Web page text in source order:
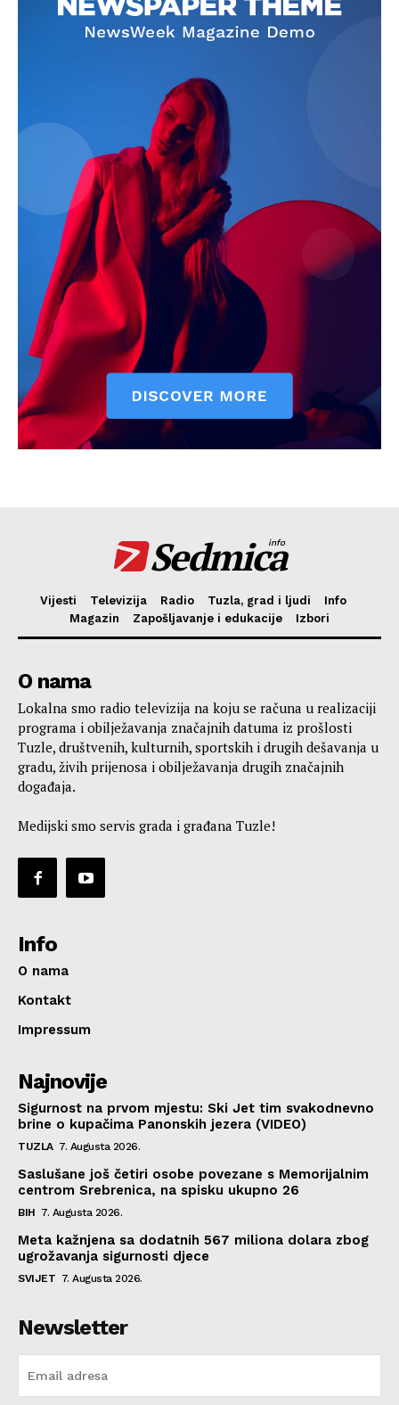
Sedmica
info
Vijesti Televizija Radio Tuzla, grad i ljudi
Info
Magazin
Zapošljavanje i edukacije Izbori
O nama
Lokalna smo radio televizija na koju se računa u realizaciji
programa i obilježavanja značajnih datuma iz prošlosti
Tuzle, društvenih, kulturnih, sportskih i drugih dešavanja u
gradu, živih prijenosa i obilježavanja drugih značajnih
događaja.
Medijski smo servis grada i građana Tuzle!
Info
O nama
Kontakt
Impressum
Najnovije
Sigurnost na prvom mjestu: Ski Jet tim svakodnevno
brine o kupačima Panonskih jezera (VIDEO)
TUZLA 7. Augusta 2026.
Saslušane još četiri osobe povezane s Memorijalnim
centrom Srebrenica, na spisku ukupno 26
BIH 7. Augusta 2026.
Meta kažnjena sa dodatnih 567 miliona dolara zbog
ugrožavanja sigurnosti djece
SVIJET 7. Augusta 2026.
Newsletter